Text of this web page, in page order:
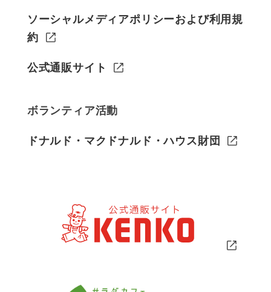
ソーシャルメディアポリシーおよび利用規
約
公式通販サイト
ボランティア活動
ドナルド・マクドナルド・ハウス財団